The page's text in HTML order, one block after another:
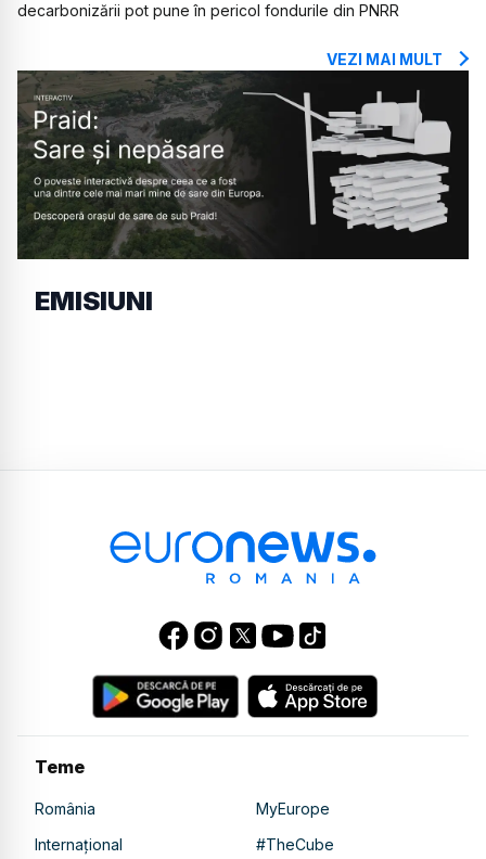
decarbonizării pot pune în pericol fondurile din PNRR
VEZI MAI MULT
EMISIUNI
Teme
România
MyEurope
Internațional
#TheCube